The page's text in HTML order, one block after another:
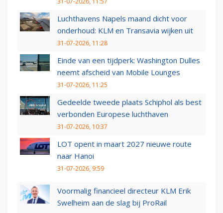
Luchthavens Napels maand dicht voor
onderhoud: KLM en Transavia wijken uit
31-07-2026, 11:28
Einde van een tijdperk: Washington Dulles
neemt afscheid van Mobile Lounges
31-07-2026, 11:25
Gedeelde tweede plaats Schiphol als best
verbonden Europese luchthaven
31-07-2026, 10:37
LOT opent in maart 2027 nieuwe route
naar Hanoi
31-07-2026, 9:59
Voormalig financieel directeur KLM Erik
Swelheim aan de slag bij ProRail